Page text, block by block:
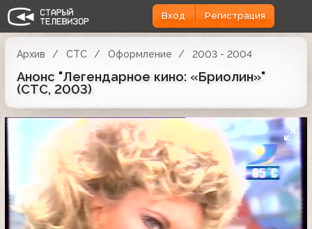
Вход Регистрация
Архив СТС Оформление 2003 - 2004
Анонс "Легендарное кино: «Бриолин»"
(СТС, 2003)